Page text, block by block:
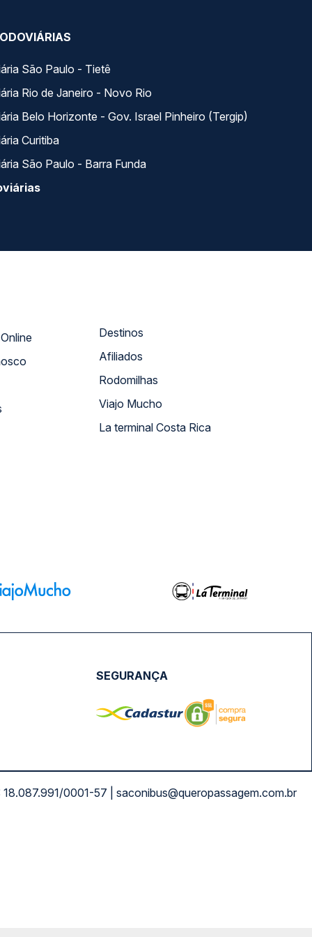
São Paulo - Tietê
Rio de Janeiro - Novo Rio
Belo Horizonte - Gov. Israel Pinheiro (Tergip)
Curitiba
São Paulo - Barra Funda
Atendimento Online
Destinos
Afiliados
Rodomilhas
Viajo Mucho
La terminal Costa Rica
SEGURANÇA
0001-57 | saconibus@queropassagem.com.br